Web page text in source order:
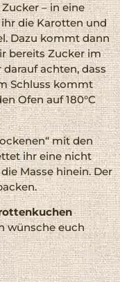
– in eine
die Karotten und
Dazu kommt dann
bereits Zucker im
achten, dass
Schluss kommt
Ofen auf 180°C
mit den
ihr eine nicht
Masse hinein. Der
wünsche euch